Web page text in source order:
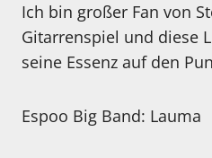
Ich bin großer Fan von
Gitarrenspiel und diese
seine Essenz auf den
Espoo Big Band: Lauma